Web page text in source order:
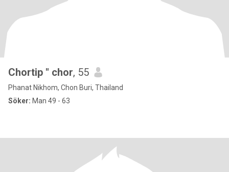
Chortip " chor, 55
Phanat Nikhom, Chon Buri, Thailand
Söker: Man 49 - 63